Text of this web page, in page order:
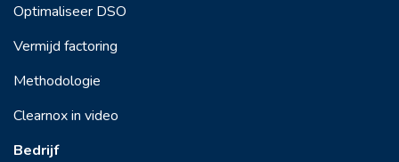
Optimaliseer DSO
Vermijd factoring
Methodologie
Clearnox in video
Bedrijf